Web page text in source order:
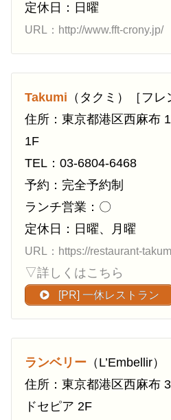
定休日：日曜
URL：http://www.fft-crony.jp/
Takumi （タクミ）［フレ
住所：東京都港区西麻布
1F
TEL：03-6804-6468
予約：完全予約制
ランチ営業：〇
定休日：日曜、月曜
URL：https://restaurant-
▽詳しくはこちら
[PR] 一休レストラン
ランベリー （L’Embellir）
住所：東京都港区西麻布
ドセピア 2F